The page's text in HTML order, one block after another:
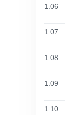
1.06
1.07
1.08
1.09
1.10